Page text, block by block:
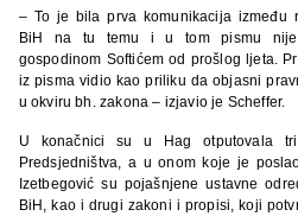
– To je bila prva komunikacija između
BiH na tu temu i u tom pismu nije
gospodinom Softićem od prošlog ljeta.
iz pisma vidio kao priliku da objasni
u okviru bh. zakona – izjavio je Scheffer.
U konačnici su u Hag otputovala
Predsjedništva, a u onom koje je
Izetbegović su pojašnjene ustavne
BiH, kao i drugi zakoni i propisi, koji